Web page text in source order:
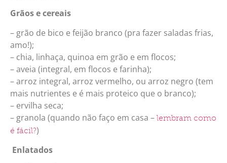
Grãos e cereais
– grão de bico e feijão branco (pra fazer saladas frias,
amo!);
– chia, linhaça, quinoa em grão e em flocos;
– aveia (integral, em flocos e farinha);
– arroz integral, arroz vermelho, ou arroz negro (tem
mais nutrientes e é mais proteico que o branco);
– ervilha seca;
– granola (quando não faço em casa – lembram como
é fácil?)
Enlatados